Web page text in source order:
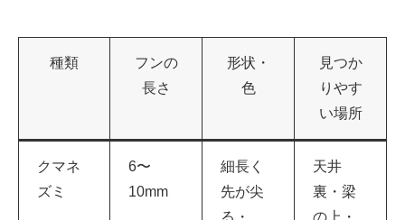
種類
フンの
長さ
形状・
色
見つか
りやす
い場所
クマネ
ズミ
6〜
10mm
細長く
先が尖
天井
裏・梁